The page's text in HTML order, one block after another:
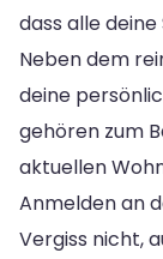
dass alle
Neben dem
deine
gehören zum
aktuellen
Anmelden an
Vergiss nicht,